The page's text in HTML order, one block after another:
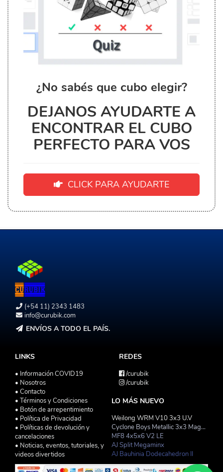
¿No sabés que cubo elegir?
DEJANOS AYUDARTE A
ENCONTRAR EL CUBO
PERFECTO PARA VOS
CLICK PARA AYUDARTE
(+54 11) 2343 1483
info@curubik.com
ENVÍOS A TODO EL PAÍS.
LINKS
• Información COVID19
• Nosotros
• Contacto
• Términos y Condiciones
• Botón de arrepentimiento
• Política de Privacidad
• Políticas de devolución y
cancelaciones
• Noticias, eventos, tutoriales, y
videos divertidos
REDES
/curubik
/curubik
LO MÁS NUEVO
Weilong WRM V10 3x3 U.V
Cyclone Boys Metallic 3x3 Magnetico Macaron
MF8 4x5x6 V2 LE
AJ Split Megaminx
AJ Bauhinia Dodecahedron II